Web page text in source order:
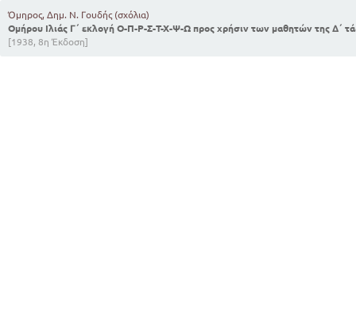
Όμηρος, Δημ. Ν. Γουδής (σχόλια)
Ομήρου Ιλιάς Γ΄ εκλογή Ο-Π-Ρ-Σ-Τ-Χ-Ψ-Ω προς χρήσιν των μαθητών της Δ΄
[1938, 8η Έκδοση]